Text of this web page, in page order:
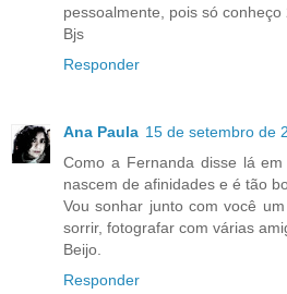
pessoalmente, pois só conheço
Bjs
Responder
Ana Paula 15 de setembro de
Como a Fernanda disse lá
nascem de afinidades e é tão
Vou sonhar junto com você
sorrir, fotografar com várias
Beijo.
Responder